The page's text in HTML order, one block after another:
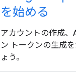
を始める
アカウントの作成、
ン トークンの生成
ょう。